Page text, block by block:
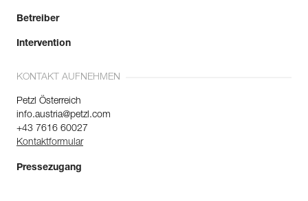
Betreiber
Intervention
KONTAKT AUFNEHMEN
Petzl Österreich
info.austria@petzl.com
+43 7616 60027
Kontaktformular
Pressezugang